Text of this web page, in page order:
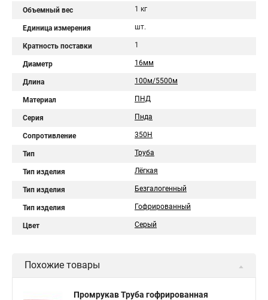
Объемный вес 1 кг
Единица измерения шт.
Кратность поставки 1
Диаметр 16мм
Длина 100м/5500м
Материал ПНД
Серия Пнда
Сопротивление 350Н
Тип Труба
Тип изделия Лёгкая
Тип изделия Безгалогенный
Тип изделия Гофрированный
Цвет Серый
Похожие товары
Промрукав Труба гофрированная